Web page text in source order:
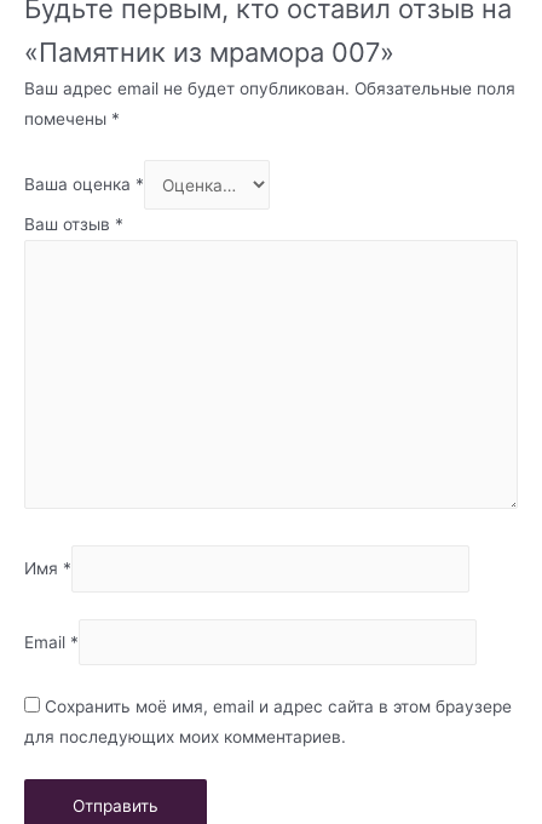
Будьте первым, кто оставил отзыв на
«Памятник из мрамора 007»
Ваш адрес email не будет опубликован. Обязательные поля
помечены *
Ваша оценка *
Ваш отзыв *
Имя *
Email *
Сохранить моё имя, email и адрес сайта в этом браузере
для последующих моих комментариев.